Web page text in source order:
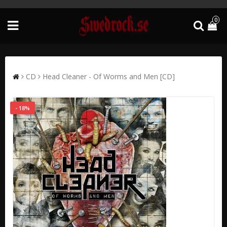
0
CD Head Cleaner - Of Worms and Men [CD]
- 18%